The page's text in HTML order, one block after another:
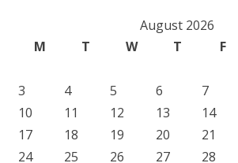
August 2026
M
T W T F
3
4 5 6 7
10
11 12 13 14
17
18 19 20 21
24
25 26 27 28